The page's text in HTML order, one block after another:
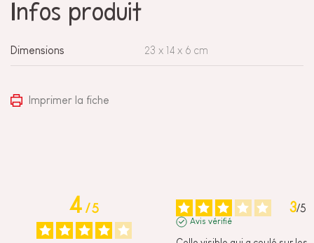
Infos produit
Dimensions 23 x 14 x 6 cm
Imprimer la fiche
4/5 3/5
Avis vérifié